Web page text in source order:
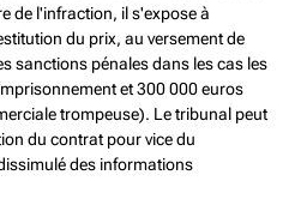
de l'infraction, il s'expose à
du prix, au versement de
sanctions pénales dans les cas les
et 300 000 euros
trompeuse). Le tribunal peut
du contrat pour vice du
des informations